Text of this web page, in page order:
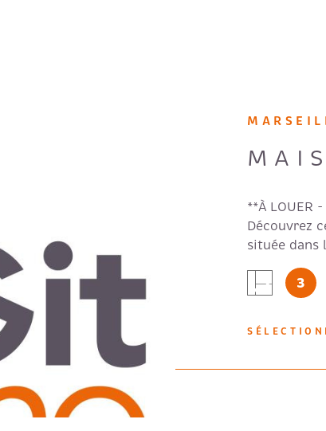
**À LOUER
Découvrez
située dans
surface de
chambre,
logement
3